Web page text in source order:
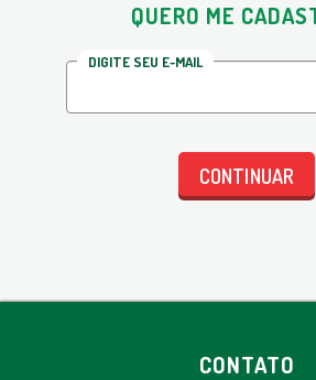
QUERO ME
DIGITE SEU E-MAIL
CONTINUAR
CONTATO